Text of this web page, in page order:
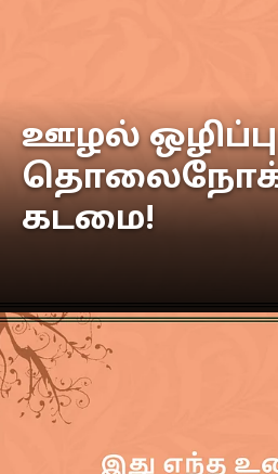
ஊழல் ஒழிப்பு
கடமை!